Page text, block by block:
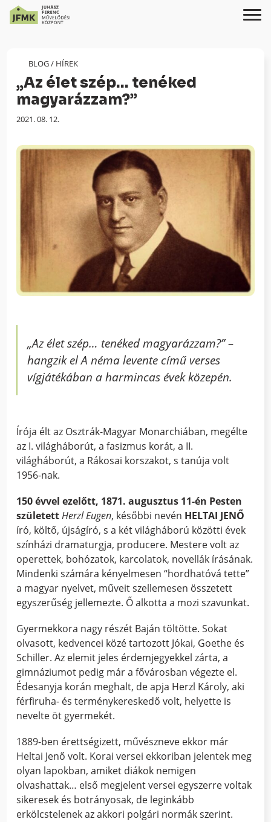
Content
navigációhoz
BLOG/ HÍREK
„Az élet szép… tenéked
magyarázzam?”
Megjelenés
2021. 08. 12.
„Az élet szép… tenéked magyarázzam?” –
hangzik elA néma levente című verses
vígjátékában a harmincas évek közepén.
Írója élt az Osztrák-Magyar Monarchiában, megélte
az I. világháborút, a fasizmus korát, a II.
világháborút, a Rákosai korszakot, s tanúja volt
1956-nak.
150 évvel ezelőtt, 1871. augusztus 11-én Pesten
születettHerzl Eugen, későbbi nevén HELTAI JENŐ
író, költő, újságíró, s a két világháború közötti évek
színházi dramaturgja, producere. Mestere volt az
operettek, bohózatok, karcolatok, novellák írásának.
Mindenki számára kényelmesen “hordhatóvá tette”
a magyar nyelvet, műveit szellemesen összetett
egyszerűség jellemezte. Ő alkotta a mozi szavunkat.
Gyermekkora nagy részét Baján töltötte. Sokat
olvasott, kedvencei közé tartozott Jókai, Goethe és
Schiller. Az elemit jeles érdemjegyekkel zárta, a
gimnáziumot pedig már a fővárosban végezte el.
Édesanyja korán meghalt, de apja Herzl Károly, aki
férfiruha- és terménykereskedő volt, helyette is
nevelte öt gyermekét.
1889-ben érettségizett, művészneve ekkor már
Heltai Jenő volt. Korai versei ekkoriban jelentek meg
olyan lapokban, amiket diákok nemigen
olvashattak… első megjelent versei egyszerre voltak
sikeresek és botrányosak, de leginkább
erkölcstelenek az akkori polgári normák szerint.